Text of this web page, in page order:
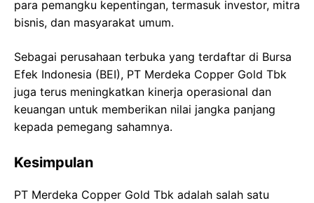
para pemangku kepentingan, termasuk investor, mitra
bisnis, dan masyarakat umum.
Sebagai perusahaan terbuka yang terdaftar di Bursa
Efek Indonesia (BEI), PT Merdeka Copper Gold Tbk
juga terus meningkatkan kinerja operasional dan
keuangan untuk memberikan nilai jangka panjang
kepada pemegang sahamnya.
Kesimpulan
PT Merdeka Copper Gold Tbk adalah salah satu